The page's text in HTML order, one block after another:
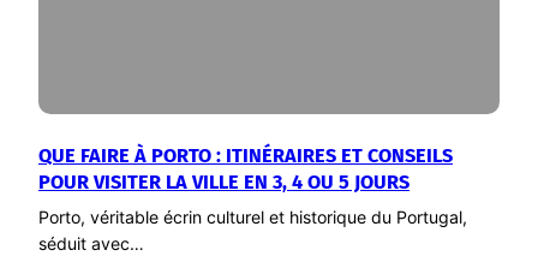
QUE FAIRE À PORTO : ITINÉRAIRES ET CONSEILS
POUR VISITER LA VILLE EN 3, 4 OU 5 JOURS
Porto, véritable écrin culturel et historique du Portugal,
séduit avec…